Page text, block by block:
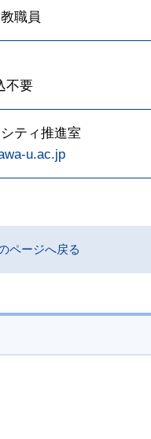
職員
不要
シティ推進室
u.ac.jp
ページへ戻る